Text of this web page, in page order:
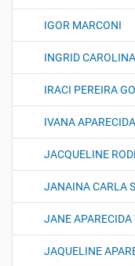
IGOR MARCONI
INGRID
IRACI PEREIRA
IVANA
JACQUELINE
JANAINA CARLA
JANE APARECIDA
JAQUELINE